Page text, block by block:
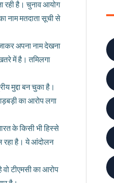
रही है।चुनाव आयोग
नाम मतदाता सूची से
अपना नाम देखना
में है। तमिलगा
मुद्दा बन चुका है।
का आरोप लगा
के किसी भी हिस्से
रहा है। ये आंदोलन
टीएमसी का आरोप